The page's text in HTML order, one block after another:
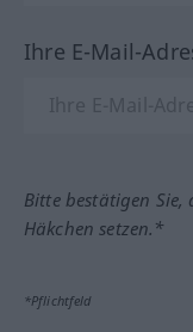
Ihre E-Mail-
Bitte bestätigen Sie,
Häkchen setzen.*
*Pflichtfeld